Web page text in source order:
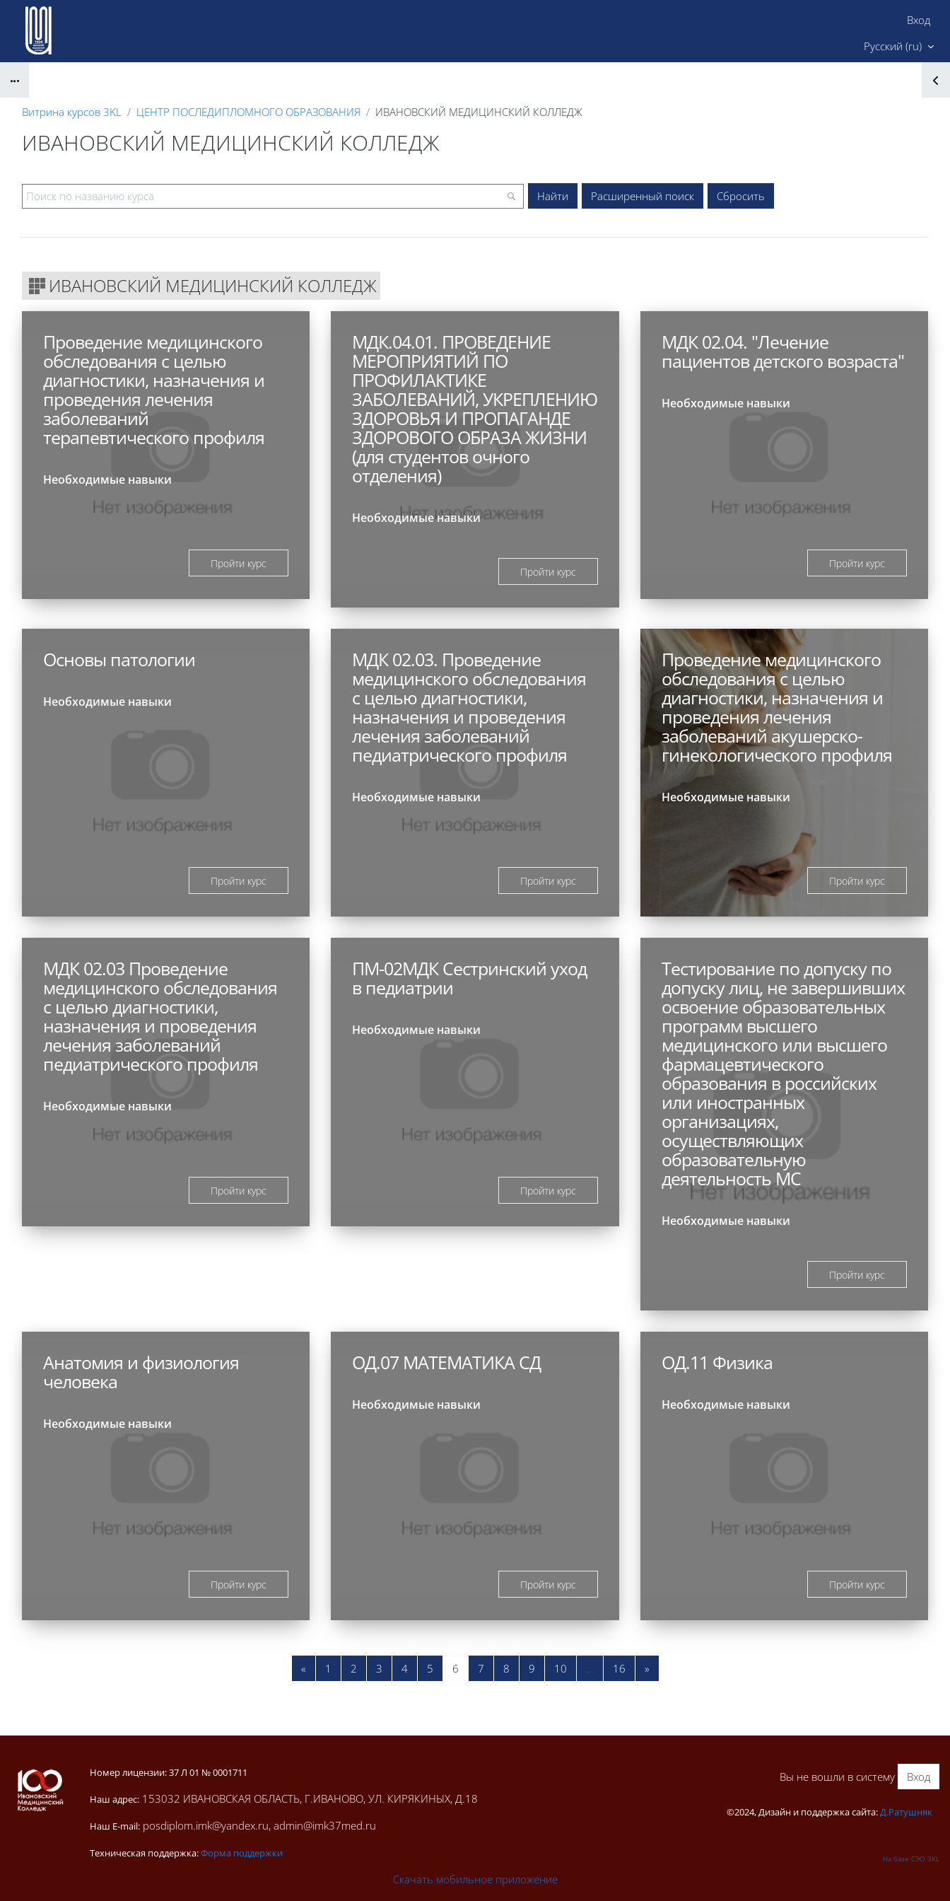
Перейти к основному содержанию
Вход
Русский ‎(ru)‎
Блоки
Витрина курсов 3KL ЦЕНТР ПОСЛЕДИПЛОМНОГО ОБРАЗОВАНИЯ ИВАНОВСКИЙ МЕДИЦИНСКИЙ КОЛЛЕДЖ
ИВАНОВСКИЙ МЕДИЦИНСКИЙ КОЛЛЕДЖ
Блоки
Расширенный поиск
ИВАНОВСКИЙ МЕДИЦИНСКИЙ КОЛЛЕДЖ
Проведение медицинского
обследования с целью
диагностики, назначения и
проведения лечения
заболеваний
терапевтического профиля
Необходимые навыки
Пройти курс
МДК.04.01. ПРОВЕДЕНИЕ
МЕРОПРИЯТИЙ ПО
ПРОФИЛАКТИКЕ
ЗАБОЛЕВАНИЙ, УКРЕПЛЕНИЮ
ЗДОРОВЬЯ И ПРОПАГАНДЕ
ЗДОРОВОГО ОБРАЗА ЖИЗНИ
(для студентов очного
отделения)
Необходимые навыки
Пройти курс
МДК 02.04. "Лечение
пациентов детского возраста"
Необходимые навыки
Пройти курс
Основы патологии
Необходимые навыки
Пройти курс
МДК 02.03. Проведение
медицинского обследования
с целью диагностики,
назначения и проведения
лечения заболеваний
педиатрического профиля
Необходимые навыки
Пройти курс
Проведение медицинского
обследования с целью
диагностики, назначения и
проведения лечения
заболеваний акушерско-
гинекологического профиля
Необходимые навыки
Пройти курс
МДК 02.03 Проведение
медицинского обследования
с целью диагностики,
назначения и проведения
лечения заболеваний
педиатрического профиля
Необходимые навыки
Пройти курс
ПМ-02МДК Сестринский уход
в педиатрии
Необходимые навыки
Пройти курс
Тестирование по допуску по
допуску лиц, не завершивших
освоение образовательных
программ высшего
медицинского или высшего
фармацевтического
образования в российских
или иностранных
организациях,
осуществляющих
образовательную
деятельность МС
Необходимые навыки
Пройти курс
Анатомия и физиология
человека
Необходимые навыки
Пройти курс
ОД.07 МАТЕМАТИКА СД
Необходимые навыки
Пройти курс
ОД.11 Физика
Необходимые навыки
Пройти курс
«Предыдущая страница
1 Страница 1
2 Страница 2
3Страница 3
4Страница 4
5Страница 5
6Страница 6
7Страница 7
8Страница 8
9Страница 9
10Страница 10
16Страница 16
»Следующая страница
Блоки
Номер лицензии: 37 Л 01 № 0001711
Наш адрес: 153032 ИВАНОВСКАЯ ОБЛАСТЬ, Г.ИВАНОВО, УЛ. КИРЯКИНЫХ, Д.18
Наш E-mail: posdiplom.imk@yandex.ru, admin@imk37med.ru
Техническая поддержка:Форма поддержки
Вы не вошли в систему Вход
©2024, Дизайн и поддержка сайта:Д.Ратушняк
На базе СЭО 3KL
Скачать мобильное приложение